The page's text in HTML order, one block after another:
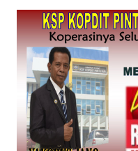
MEDIA
SIBER
REDAKSI
KARIR
DISCLAIMER